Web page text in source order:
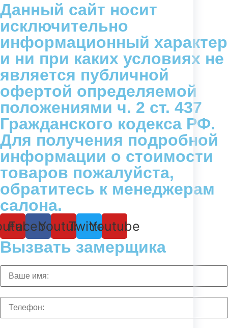
Данный сайт носит
исключительно
информационный характер
и ни при каких условиях не
является публичной
офертой определяемой
положениями ч. 2 ст. 437
Гражданского кодекса РФ.
Для получения подробной
информации о стоимости
товаров пожалуйста,
обратитесь к менеджерам
салона.
Facebook
YoutubeTwitterYoutube
Вызвать замерщика